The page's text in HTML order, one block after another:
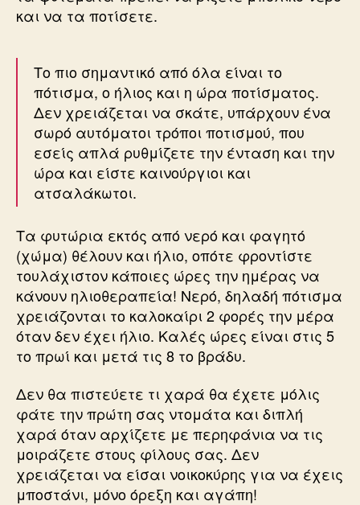
και να τα ποτίσετε.
Το πιο σημαντικό από όλα είναι το
πότισμα, ο ήλιος και η ώρα ποτίσματος.
Δεν χρειάζεται να σκάτε, υπάρχουν ένα
σωρό αυτόματοι τρόποι ποτισμού, που
εσείς απλά ρυθμίζετε την ένταση και την
ώρα και είστε καινούργιοι και
ατσαλάκωτοι.
Τα φυτώρια εκτός από νερό και φαγητό
(χώμα) θέλουν και ήλιο, οπότε φροντίστε
τουλάχιστον κάποιες ώρες την ημέρας να
κάνουν ηλιοθεραπεία! Νερό, δηλαδή πότισμα
χρειάζονται το καλοκαίρι 2 φορές την μέρα
όταν δεν έχει ήλιο. Καλές ώρες είναι στις 5
το πρωί και μετά τις 8 το βράδυ.
Δεν θα πιστεύετε τι χαρά θα έχετε μόλις
φάτε την πρώτη σας ντομάτα και διπλή
χαρά όταν αρχίζετε με περηφάνια να τις
μοιράζετε στους φίλους σας. Δεν
χρειάζεται να είσαι νοικοκύρης για να έχεις
μποστάνι, μόνο όρεξη και αγάπη!